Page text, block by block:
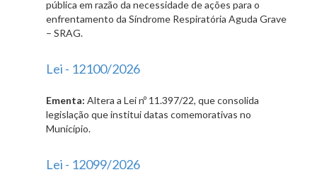
pública em razão da necessidade de ações para o
enfrentamento da Síndrome Respiratória Aguda Grave
– SRAG.
Lei - 12100/2026
Ementa: Altera a Lei nº 11.397/22, que consolida
legislação que institui datas comemorativas no
Município.
Lei - 12099/2026